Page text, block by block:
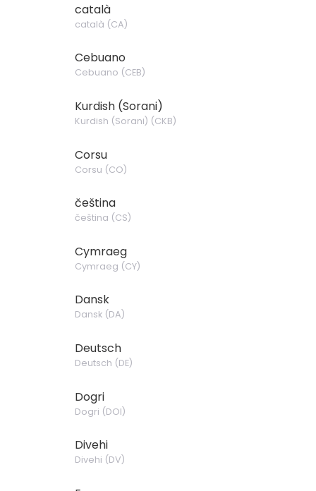
català
català (CA)
Cebuano
Cebuano (CEB)
Kurdish (Sorani)
Kurdish (Sorani) (CKB)
Corsu
Corsu (CO)
čeština
čeština (CS)
Cymraeg
Cymraeg (CY)
Dansk
Dansk(DA)
Deutsch
Deutsch (DE)
Dogri
Dogri (DOI)
Divehi
Divehi (DV)